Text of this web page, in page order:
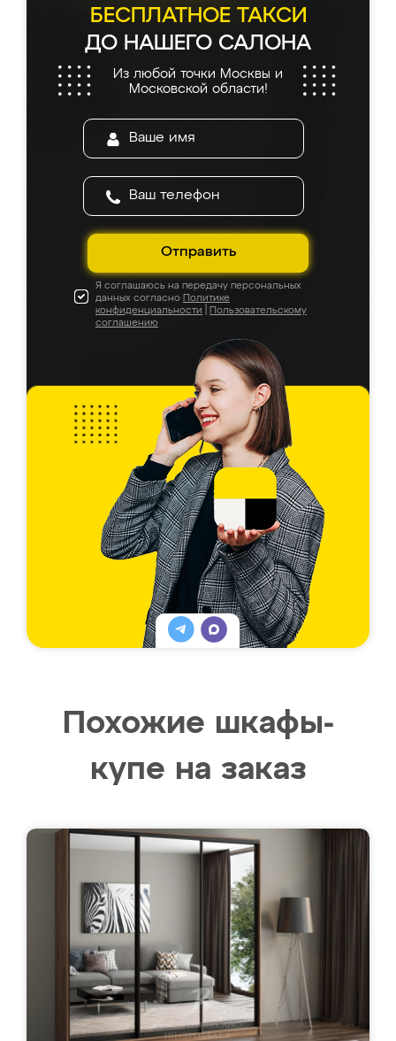
БЕСПЛАТНОЕ ТАКСИ
ДО НАШЕГО САЛОНА
Из любой точки Москвы и
Московской области!
Отправить
Я соглашаюсь на передачу персональных
данных согласно Политике
конфиденциальности
Пользовательскому
соглашению
Похожие шкафы-
купе на заказ